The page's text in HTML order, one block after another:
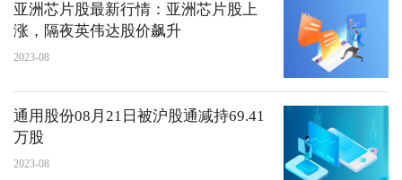
亚洲芯片股最新行情：亚洲芯片股上
涨，隔夜英伟达股价飙升
2023-08
通用股份08月21日被沪股通减持69.41
万股
2023-08